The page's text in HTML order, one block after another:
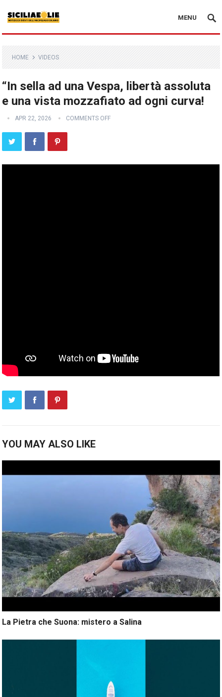
MENU
HOME VIDEOS
“In sella ad una Vespa, libertà assoluta
e una vista mozzafiato ad ogni curva!
APR 22, 2026 COMMENTS OFF
YOU MAY ALSO LIKE
La Pietra che Suona: mistero a Salina